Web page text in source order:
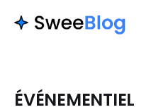
ÉVÉNEMENTIEL